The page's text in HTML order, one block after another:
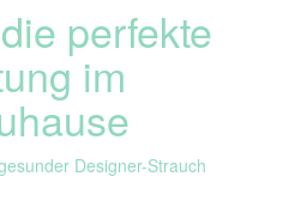
perfekte
im
Designer-Strauch